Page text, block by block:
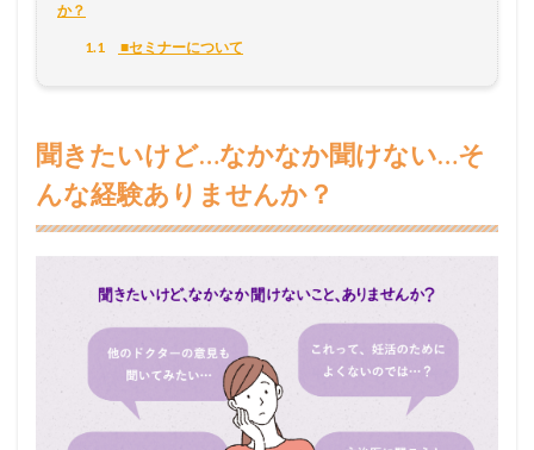
か？
1.1 ■セミナーについて
聞きたいけど…なかなか聞けない…そ
んな経験ありませんか？